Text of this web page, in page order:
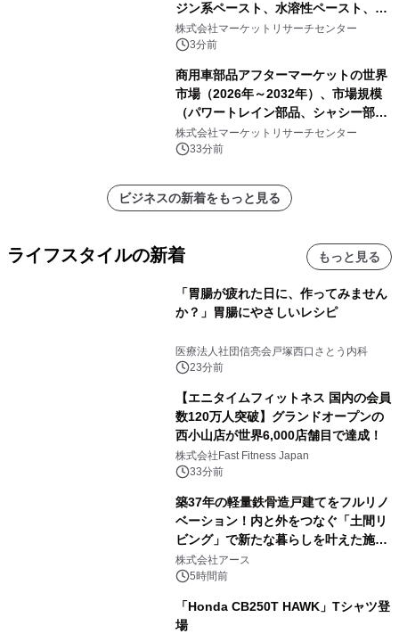
ジン系ペースト、水溶性ペースト、ノ
ークリーンペースト）・分析レポート
を発表
株式会社マーケットリサーチセンター
3分前
商用車部品アフターマーケットの世界
市場（2026年～2032年）、市場規模
（パワートレイン部品、シャシー部
品、ボディ・キャビン部品、電気・電
子部品、インテリア・快適性部品）・
株式会社マーケットリサーチセンター
33分前
ビジネスの新着をもっと見る
ライフスタイルの新着 もっと見る
「胃腸が疲れた日に、作ってみません
か？」胃腸にやさしいレシピ
医療法人社団信亮会戸塚西口さとう内科
23分前
【エニタイムフィットネス 国内の会員
数120万人突破】グランドオープンの
西小山店が世界6,000店舗目で達成！
株式会社Fast Fitness Japan
33分前
築37年の軽量鉄骨造戸建てをフルリノ
ベーション！内と外をつなぐ「土間リ
ビング」で新たな暮らしを叶えた施工
事例を株式会社アースが公開
株式会社アース
5時間前
「Honda CB250T HAWK」Tシャツ登
場